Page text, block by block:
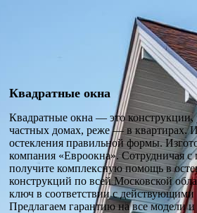
Квадратные окна
Квадратные окна — это конструкции,
частных домах, реже — в квартирах.
остекления правильной формы.
компания «Евроокна». Сотрудничая с
получите комплексную помощь в
конструкций по всей Московской
ключ в соответствии с действующими
Предлагаем гарантию на все модели